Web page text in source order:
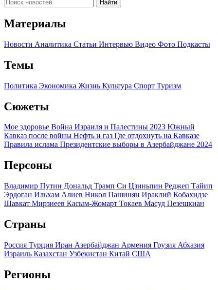
Найти
Материалы
Новости Аналитика Статьи Интервью Видео Фото Подкасты
Темы
Политика Экономика Жизнь Культура Спорт Туризм
Сюжеты
Мое здоровье Война Израиля и Палестины 2023 Южный
Кавказ после войны Нефть и газ Где отдохнуть на Кавказе
Правила ислама Президентские выборы в Азербайджане 2024
Персоны
Владимир Путин Дональд Трамп Си Цзиньпин Реджеп Тайип
Эрдоган Ильхам Алиев Никол Пашинян Ираклий Кобахидзе
Шавкат Мирзиеев Касым-Жомарт Токаев Масуд Пезешкиан
Страны
Россия Турция Иран Азербайджан Армения Грузия Абхазия
Израиль Казахстан Узбекистан Китай США
Регионы